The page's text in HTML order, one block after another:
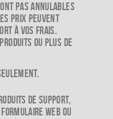
pas annulables
prix peuvent
à vos frais.
ou plus de
de support,
web ou